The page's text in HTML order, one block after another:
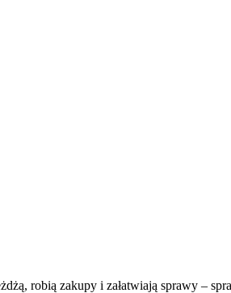
robią zakupy i załatwiają sprawy –